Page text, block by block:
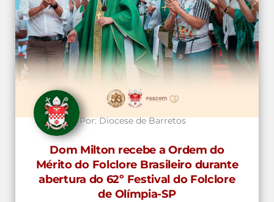
Por:Diocese de Barretos
Dom Milton recebe a Ordem do
Mérito do Folclore Brasileiro durante
abertura do 62º Festival do Folclore
de Olímpia-SP